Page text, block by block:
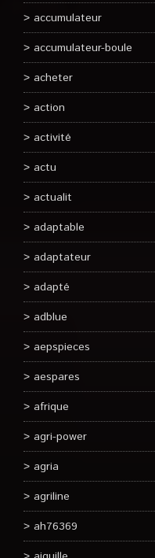
accumulateur
accumulateur-boule
acheter
action
activité
actu
actualit
adaptable
adaptateur
adapté
adblue
aepspieces
aespares
afrique
agri-power
agria
agriline
ah76369